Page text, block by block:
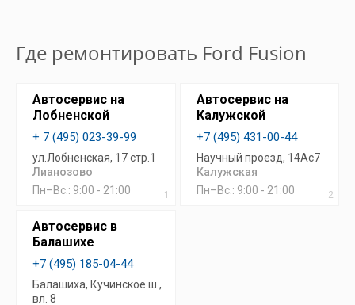
Где ремонтировать Ford Fusion
1
Автосервис на
Лобненской
+ 7 (495) 023-39-99
ул.Лобненская, 17 стр.1
Лианозово
Пн–Вс.: 9:00 - 21:00
2
Автосервис на
Калужской
+7 (495) 431-00-44
Научный проезд, 14Ас7
Калужская
Пн–Вс.: 9:00 - 21:00
Автосервис в
Балашихе
+7 (495) 185-04-44
Балашиха, Кучинское ш.,
вл. 8